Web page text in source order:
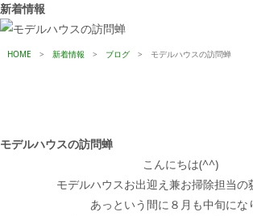
新着情報
HOME > 新着情報 > ブログ> モデルハウスの訪問蝉
モデルハウスの訪問蝉
こんにちは(^^)
モデルハウスお出迎え兼お掃除担当の
あっという間に８月も中旬にな